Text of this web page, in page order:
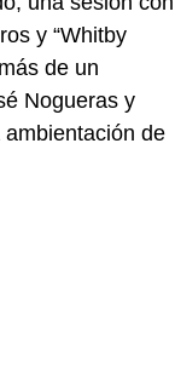
y “Whitby
de un
Nogueras y
ambientación de